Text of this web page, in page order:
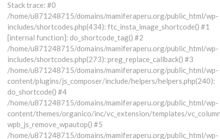
Stack trace: #0
/home/u871248715/domains/mamiferaperu.org/public_html/wp-
includes/shortcodes.php(434): ftc_insta_image_shortcode() #1
[internal function]: do_shortcode_tag() #2
/home/u871248715/domains/mamiferaperu.org/public_html/wp-
includes/shortcodes.php(273): preg_replace_callback() #3
/home/u871248715/domains/mamiferaperu.org/public_html/wp-
content/plugins/js_composer/include/helpers/helpers.php(240):
do_shortcode() #4
/home/u871248715/domains/mamiferaperu.org/public_html/wp-
content/themes/organico/inc/vc_extension/templates/
wpb_js_remove_wpautop() #5
/home/u871248715/domains/mamiferaperu.org/public_html/wp-